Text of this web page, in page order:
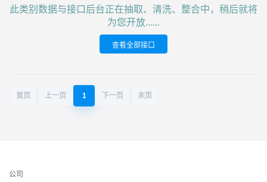
此类别数据与接口后台正在抽取、清洗、整合中，稍后就将
为您开放......
查看全部接口
首页 上一页 1 下一页 末页
公司